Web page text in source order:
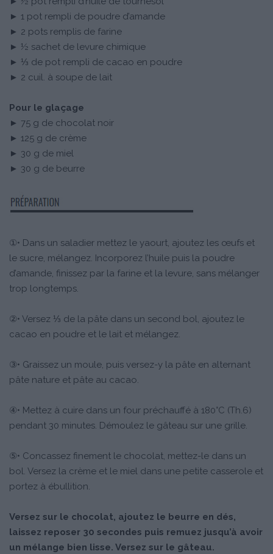
► 1 pot rempli de poudre d’amande
► 2 pots remplis de farine
► ½ sachet de levure chimique
► ⅓ de pot rempli de cacao en poudre
► 2 cuil. à soupe de lait
Pour le glaçage
► 75 g de chocolat noir
► 125 g de crème
► 30 g de miel
► 30 g de beurre
①• Dans un saladier mettez le yaourt, ajoutez les œufs et
le sucre, mélangez. Incorporez l’huile puis la poudre
d’amande, finissez par la farine et la levure, sans mélanger
trop longtemps.
②• Versez ⅓ de la pâte dans un second bol, ajoutez le
cacao en poudre et le lait et mélangez.
③• Graissez un moule, puis versez-y la pâte en alternant
pâte nature et pâte au cacao.
④• Mettez à cuire dans un four préchauffé à 180°C (Th.6)
pendant 30 minutes. Démoulez le gâteau sur une grille.
⑤• Concassez finement le chocolat, mettez-le dans un
bol. Versez la crème et le miel dans une petite casserole et
portez à ébullition.
Versez sur le chocolat, ajoutez le beurre en dés,
laissez reposer 30 secondes puis remuez jusqu’à avoir
un mélange bien lisse. Versez sur le gâteau.